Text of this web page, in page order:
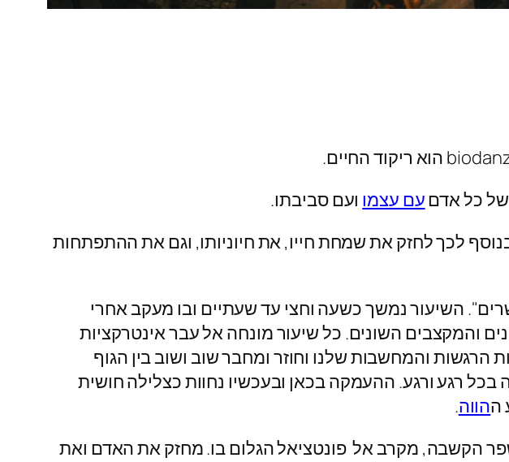
של כל אדםעם עצמו ועם סביבתו.
לכך לחזק את שמחת חייו, את חיוניותו, וגם את ההתפתחות
השיעור נמשך כשעה וחצי עד שעתיים ובו מעקב אחרי
והמקצבים השונים. כל שיעור מונחה אל עבר אינטרקציות
הרגשות והמחשבות שלנו וחוזר ומחבר שוב ושוב בין הגוף
רגע ורגע. ההעמקה בכאן ובעכשיו נחוות כצלילה חושית
ההווה.
הקשבה, מקרב אל פונטציאל הגלום בו. מחזק את האדם ואת